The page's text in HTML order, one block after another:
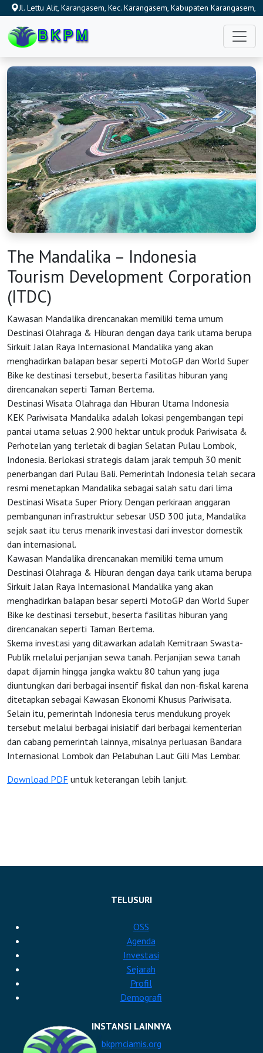
Jl. Lettu Alit, Karangasem, Kec. Karangasem, Kabupaten Karangasem,
HOME
OSS
Agenda
Investasi
The Mandalika – Indonesia
Tourism Development Corporation
(ITDC)
Kawasan Mandalika direncanakan memiliki tema umum
Destinasi Olahraga & Hiburan dengan daya tarik utama berupa
Sirkuit Jalan Raya Internasional Mandalika yang akan
menghadirkan balapan besar seperti MotoGP dan World Super
Bike ke destinasi tersebut, beserta fasilitas hiburan yang
direncanakan seperti Taman Bertema.
Destinasi Wisata Olahraga dan Hiburan Utama Indonesia
KEK Pariwisata Mandalika adalah lokasi pengembangan tepi
pantai utama seluas 2.900 hektar untuk produk Pariwisata &
Perhotelan yang terletak di bagian Selatan Pulau Lombok,
Indonesia. Berlokasi strategis dalam jarak tempuh 30 menit
penerbangan dari Pulau Bali. Pemerintah Indonesia telah secara
resmi menetapkan Mandalika sebagai salah satu dari lima
Destinasi Wisata Super Priory. Dengan perkiraan anggaran
pembangunan infrastruktur sebesar USD 300 juta, Mandalika
sejak saat itu terus menarik investasi dari investor domestik
dan internasional.
Kawasan Mandalika direncanakan memiliki tema umum
Destinasi Olahraga & Hiburan dengan daya tarik utama berupa
Sirkuit Jalan Raya Internasional Mandalika yang akan
menghadirkan balapan besar seperti MotoGP dan World Super
Bike ke destinasi tersebut, beserta fasilitas hiburan yang
direncanakan seperti Taman Bertema.
Skema investasi yang ditawarkan adalah Kemitraan Swasta-
Publik melalui perjanjian sewa tanah. Perjanjian sewa tanah
dapat dijamin hingga jangka waktu 80 tahun yang juga
diuntungkan dari berbagai insentif fiskal dan non-fiskal karena
ditetapkan sebagai Kawasan Ekonomi Khusus Pariwisata.
Selain itu, pemerintah Indonesia terus mendukung proyek
tersebut melalui berbagai inisiatif dari berbagai kementerian
dan cabang pemerintah lainnya, misalnya perluasan Bandara
Internasional Lombok dan Pelabuhan Laut Gili Mas Lembar.
Download PDF untuk keterangan lebih lanjut.
TELUSURI
OSS
Agenda
Investasi
Sejarah
Profil
Demografi
INSTANSI LAINNYA
bkpmciamis.org